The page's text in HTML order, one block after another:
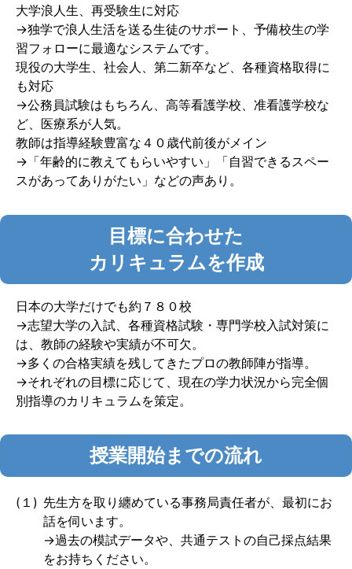
大学浪人生、再受験生に対応
→独学で浪人生活を送る生徒のサポート、予備校生の学
習フォローに最適なシステムです。
現役の大学生、社会人、第二新卒など、各種資格取得に
も対応
→公務員試験はもちろん、高等看護学校、准看護学校な
ど、医療系が人気。
教師は指導経験豊富な４０歳代前後がメイン
→「年齢的に教えてもらいやすい」「自習できるスペー
スがあってありがたい」などの声あり。
目標に合わせた
カリキュラムを作成
日本の大学だけでも約７８０校
→志望大学の入試、各種資格試験・専門学校入試対策に
は、教師の経験や実績が不可欠。
→多くの合格実績を残してきたプロの教師陣が指導。
→それぞれの目標に応じて、現在の学力状況から完全個
別指導のカリキュラムを策定。
授業開始までの流れ
(１) 先生方を取り纏めている事務局責任者が、最初にお
話を伺います。
→過去の模試データや、共通テストの自己採点結果
をお持ちください。